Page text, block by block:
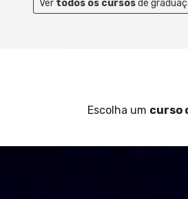
Ver todos os cursosde
Escolha um curso